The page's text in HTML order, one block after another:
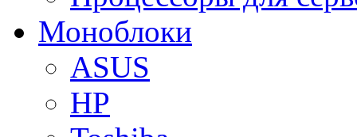
Моноблоки
ASUS
HP